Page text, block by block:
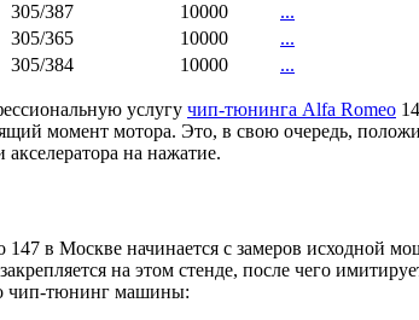
305/387 10000
...
305/365 10000
...
305/384 10000 ...
услугу чип-тюнинга Alfa Romeo
момент мотора. Это, в свою очередь,
на нажатие.
в Москве начинается с замеров исходной
на этом стенде, после чего
чип-тюнинг машины: